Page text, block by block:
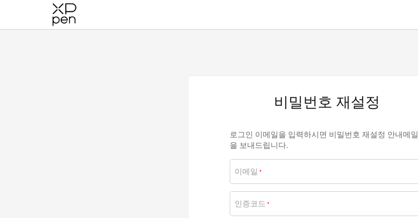
비밀번호 재설정
로그인 이메일을 입력하시면 비밀번호 재설정 안내메일
을 보내드립니다.
이메일 *
인증코드 *